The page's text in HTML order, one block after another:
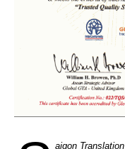
aigon Translation